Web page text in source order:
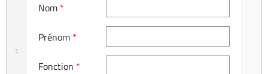
1
Nom *
Prénom *
Fonction *